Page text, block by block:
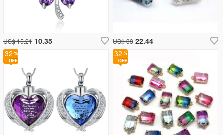
32
US$ 15.21 10.35 US$ 33 22.44
32